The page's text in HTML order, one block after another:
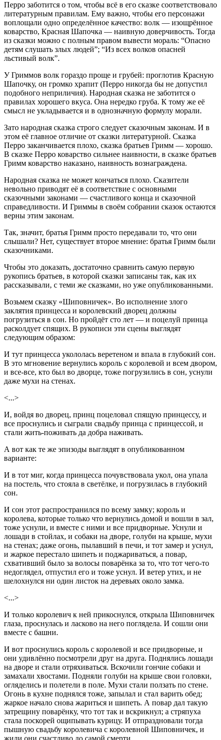
Перро заботится о том, чтобы всё в его сказке соответствовало
литературным правилам. Ему важно, чтобы его персонажи
воплощали одно определённое качество: волк — изощрённое
коварство, Красная Шапочка — наивную доверчивость. Тогда
из сказки можно с полным правом вывести мораль: “Опасно
детям слушать злых людей”; “Из всех волков опасней
льстивый волк”.
У Гриммов волк гораздо проще и грубей: проглотив Красную
Шапочку, он громко храпит (Перро никогда бы не допустил
подобного неприличия). Народная сказка не заботится о
правилах хорошего вкуса. Она нередко груба. К тому же её
смысл не укладывается и в однозначную формулу морали.
Зато народная сказка строго следует сказочным законам. И в
этом её главное отличие от сказки литературной. Сказка
Перро заканчивается плохо, сказка братьев Гримм — хорошо.
В сказке Перро коварство сильнее наивности, в сказке братьев
Гримм коварство наказано, наивность вознаграждена.
Народная сказка не может кончаться плохо. Сказители
невольно приводят её в соответствие с основными
сказочными законами — счастливого конца и сказочной
справедливости. И Гриммы в своём собрании сказок остаются
верны этим законам.
Так, значит, братья Гримм просто передавали то, что они
слышали? Нет, существует второе мнение: братья Гримм были
сказочниками.
Чтобы это доказать, достаточно сравнить самую первую
рукопись братьев, в которой сказки записаны так, как их
рассказывали, с теми же сказками, но уже опубликованными.
Возьмем сказку «Шиповничек». Во исполнение злого
заклятия принцесса и королевский дворец должны
погрузиться в сон. Но пройдёт сто лет — и поцелуй принца
расколдует спящих. В рукописи эти сцены выглядят
следующим образом:
И тут принцесса укололась веретеном и впала в глубокий сон.
В это мгновение вернулись король с королевой и всем двором,
и все-все, кто был во дворце, тоже погрузились в сон, уснули
даже мухи на стенах.
<...>
И, войдя во дворец, принц поцеловал спящую принцессу, и
все проснулись и сыграли свадьбу принца с принцессой, и
стали жить-поживать да добра наживать.
А вот как те же эпизоды выглядят в опубликованном
варианте:
И в тот миг, когда принцесса почувствовала укол, она упала
на постель, что стояла в светёлке, и погрузилась в глубокий
сон.
И сон этот распространился по всему замку; король и
королева, которые только что вернулись домой и вошли в зал,
тоже уснули, и вместе с ними и все придворные. Уснули и
лошади в стойлах, и собаки на дворе, голуби на крыше, мухи
на стенах; даже огонь, пылавший в печи, и тот замер и уснул,
и жаркое перестало шипеть и поджариваться, а повар,
схвативший было за волосы поварёнка за то, что тот чего-то
недоглядел, отпустил его и тоже уснул. И ветер утих, и не
шелохнулся ни один листок на деревьях около замка.
<...>
И только королевич к ней прикоснулся, открыла Шиповничек
глаза, проснулась и ласково на него поглядела. И сошли они
вместе с башни.
И вот проснулись король с королевой и все придворные, и
они удивлённо посмотрели друг на друга. Поднялись лошади
на дворе и стали отряхиваться. Вскочили гончие собаки и
замахали хвостами. Подняли голуби на крыше свои головки,
огляделись и полетели в поле. Мухи стали ползать по стене.
Огонь в кухне поднялся тоже, запылал и стал варить обед;
жаркое начало снова жариться и шипеть. А повар дал такую
затрещину поварёнку, что тот так и вскрикнул; а стряпуха
стала поскорей ощипывать курицу. И отпраздновали тогда
пышную свадьбу королевича с королевной Шиповничек, и
жили они счастливо до самой смерти.